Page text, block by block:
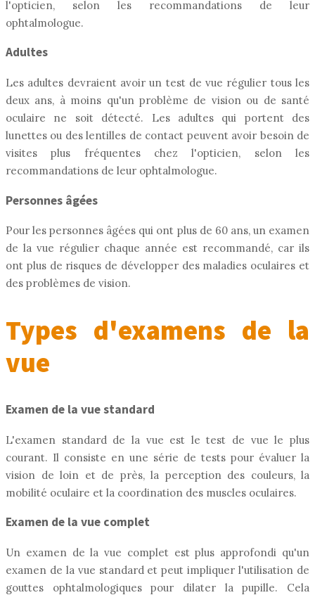
l'opticien, selon les recommandations de leur
ophtalmologue.
Adultes
Les adultes devraient avoir un test de vue régulier tous les
deux ans, à moins qu'un problème de vision ou de santé
oculaire ne soit détecté. Les adultes qui portent des
lunettes ou des lentilles de contact peuvent avoir besoin de
visites plus fréquentes chez l'opticien, selon les
recommandations de leur ophtalmologue.
Personnes âgées
Pour les personnes âgées qui ont plus de 60 ans, un examen
de la vue régulier chaque année est recommandé, car ils
ont plus de risques de développer des maladies oculaires et
des problèmes de vision.
Types d'examens de la
vue
Examen de la vue standard
L'examen standard de la vue est le test de vue le plus
courant. Il consiste en une série de tests pour évaluer la
vision de loin et de près, la perception des couleurs, la
mobilité oculaire et la coordination des muscles oculaires.
Examen de la vue complet
Un examen de la vue complet est plus approfondi qu'un
examen de la vue standard et peut impliquer l'utilisation de
gouttes ophtalmologiques pour dilater la pupille. Cela